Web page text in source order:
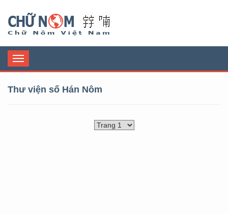
Toggle
navigation
Thư viện số Hán Nôm